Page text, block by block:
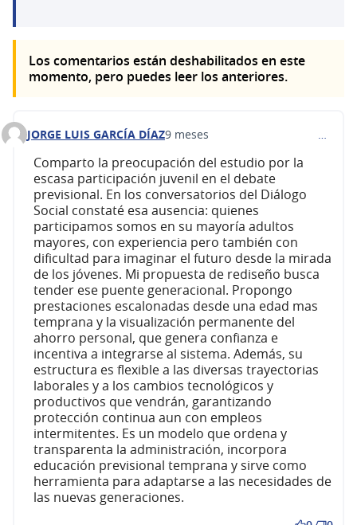
Los comentarios están deshabilitados en este
momento, pero puedes leer los anteriores.
Comentario 633
JORGE LUIS GARCÍA DÍAZ9 meses
Comparto la preocupación del estudio por la
escasa participación juvenil en el debate
previsional. En los conversatorios del Diálogo
Social constaté esa ausencia: quienes
participamos somos en su mayoría adultos
mayores, con experiencia pero también con
dificultad para imaginar el futuro desde la mirada
de los jóvenes. Mi propuesta de rediseño busca
tender ese puente generacional. Propongo
prestaciones escalonadas desde una edad mas
temprana y la visualización permanente del
ahorro personal, que genera confianza e
incentiva a integrarse al sistema. Además, su
estructura es flexible a las diversas trayectorias
laborales y a los cambios tecnológicos y
productivos que vendrán, garantizando
protección continua aun con empleos
intermitentes. Es un modelo que ordena y
transparenta la administración, incorpora
educación previsional temprana y sirve como
herramienta para adaptarse a las necesidades de
las nuevas generaciones.